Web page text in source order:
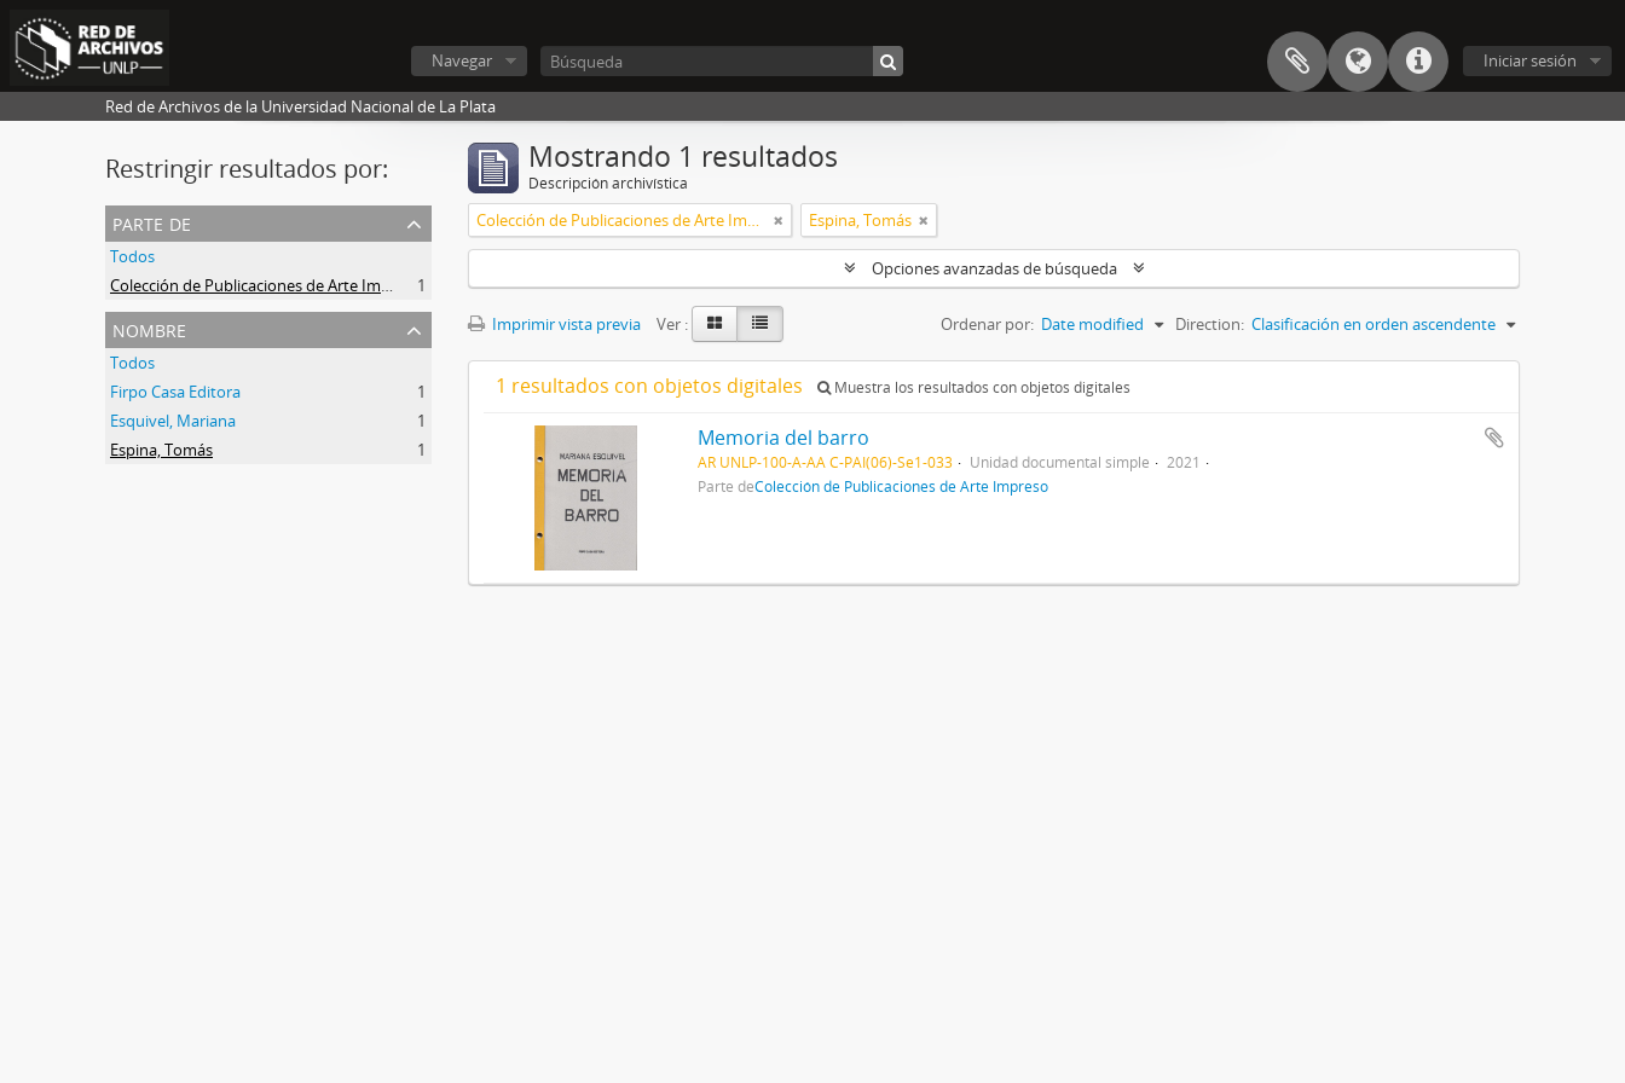
Iniciar sesión
Navegar
Red de Archivos de la Universidad Nacional de La Plata
Restringir resultados por:
parte de
Todos
Colección de Publicaciones de Arte Impreso
1
nombre
Todos
Firpo Casa Editora
1
Esquivel, Mariana
1
Espina, Tomás
1
Mostrando 1 resultados
Descripción archivística
Colección de Publicaciones de Arte Impreso Espina, Tomás
Opciones avanzadas de búsqueda
Imprimir vista previa Ver : Ordenar por: Date modified Direction: Clasificación en orden ascendente
1 resultados con objetos digitales Muestra los resultados con objetos digitales
Memoria del barro
AR UNLP-100-A-AA C-PAI(06)-Se1-033 Unidad documental simple
2021
Parte deColección de Publicaciones de Arte Impreso